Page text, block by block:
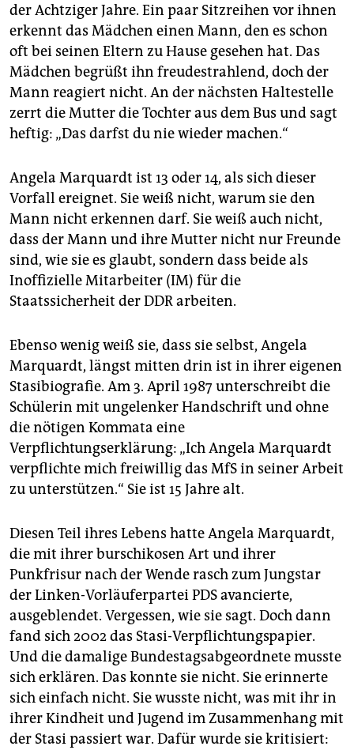
genossenschaft
epaper login
der Achtziger Jahre. Ein paar Sitzreihen vor ihnen
erkennt das Mädchen einen Mann, den es schon
oft bei seinen Eltern zu Hause gesehen hat. Das
Mädchen begrüßt ihn freudestrahlend, doch der
Mann reagiert nicht. An der nächsten Haltestelle
zerrt die Mutter die Tochter aus dem Bus und sagt
heftig: „Das darfst du nie wieder machen.“
Angela Marquardt ist 13 oder 14, als sich dieser
Vorfall ereignet. Sie weiß nicht, warum sie den
Mann nicht erkennen darf. Sie weiß auch nicht,
dass der Mann und ihre Mutter nicht nur Freunde
sind, wie sie es glaubt, sondern dass beide als
Inoffizielle Mitarbeiter (IM) für die
Staatssicherheit der DDR arbeiten.
Ebenso wenig weiß sie, dass sie selbst, Angela
Marquardt, längst mitten drin ist in ihrer eigenen
Stasibiografie. Am 3. April 1987 unterschreibt die
Schülerin mit ungelenker Handschrift und ohne
die nötigen Kommata eine
Verpflichtungserklärung: „Ich Angela Marquardt
verpflichte mich freiwillig das MfS in seiner Arbeit
zu unterstützen.“ Sie ist 15 Jahre alt.
Diesen Teil ihres Lebens hatte Angela Marquardt,
die mit ihrer burschikosen Art und ihrer
Punkfrisur nach der Wende rasch zum Jungstar
der Linken-Vorläuferpartei PDS avancierte,
ausgeblendet. Vergessen, wie sie sagt. Doch dann
fand sich 2002 das Stasi-Verpflichtungspapier.
Und die damalige Bundestagsabgeordnete musste
sich erklären. Das konnte sie nicht. Sie erinnerte
sich einfach nicht. Sie wusste nicht, was mit ihr in
ihrer Kindheit und Jugend im Zusammenhang mit
der Stasi passiert war. Dafür wurde sie kritisiert: